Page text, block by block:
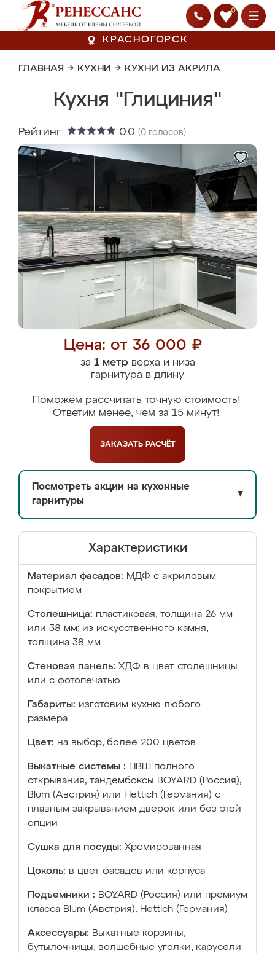
0
КРАСНОГОРСК
ГЛАВНАЯ → КУХНИ → КУХНИ ИЗ АКРИЛА
Кухня "Глициния"
Рейтинг: 0.0 (0 голосов)
Цена: от 36 000 ₽
за 1 метрверха и низа
гарнитура в длину
Поможем рассчитать точную стоимость!
Ответим менее, чем за 15 минут!
ЗАКАЗАТЬ РАСЧЁТ
Посмотреть акции на кухонные
гарнитуры
▼
Характеристики
Материал фасадов: МДФ с акриловым
покрытием
Столешница: пластиковая, толщина 26 мм
или 38 мм; из искусственного камня,
толщина 38 мм
Стеновая панель: ХДФ в цвет столешницы
или с фотопечатью
Габариты: изготовим кухню любого
размера
Цвет: на выбор, более 200 цветов
Выкатные системы :
ПВШ полного
открывания, тандембоксы BOYARD (Россия),
Blum (Австрия) или Hettich (Германия) с
плавным закрыванием дверок или без этой
опции
Сушка для посуды: Хромированная
Цоколь: в цвет фасадов или корпуса
Подъемники : BOYARD (Россия) или премиум
класса Blum (Австрия), Hettich (Германия)
Аксессуары: Выкатные корзины,
бутылочницы, волшебные уголки, карусели